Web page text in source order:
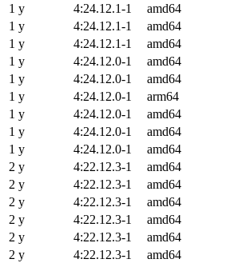
1 y
4:24.12.1-1 amd64
1 y
4:24.12.1-1 amd64
1 y
4:24.12.1-1 amd64
1 y
4:24.12.0-1 amd64
1 y
4:24.12.0-1 amd64
1 y
4:24.12.0-1 arm64
1 y
4:24.12.0-1 amd64
1 y
4:24.12.0-1 amd64
1 y
4:24.12.0-1 amd64
2 y
4:22.12.3-1 amd64
2 y
4:22.12.3-1 amd64
2 y
4:22.12.3-1 amd64
2 y
4:22.12.3-1 amd64
2 y
4:22.12.3-1 amd64
2 y
4:22.12.3-1 amd64